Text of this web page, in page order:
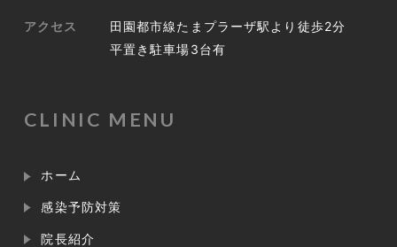
アクセス
田園都市線たまプラーザ駅より徒歩2分
平置き駐車場3台有
CLINIC MENU
ホーム
感染予防対策
院長紹介